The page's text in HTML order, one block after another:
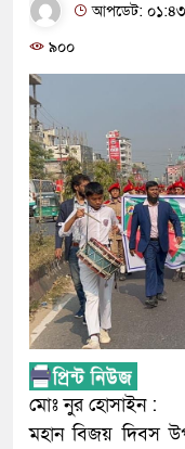
আপডেট:
৯০০
মোঃ নুর হোসাইন :
মহান বিজয় দিবস